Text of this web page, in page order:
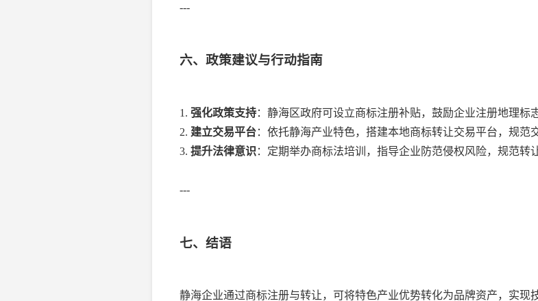
---
六、政策建议与行动指南
1. 强化政策支持：静海区政府可设立商标注册补贴，鼓励企业注册地理标
2. 建立交易平台：依托静海产业特色，搭建本地商标转让交易平台，规范
3. 提升法律意识 ：定期举办商标法培训，指导企业防范侵权风险，规范转
---
七、结语
静海企业通过商标注册与转让，可将特色产业优势转化为品牌资产，实现